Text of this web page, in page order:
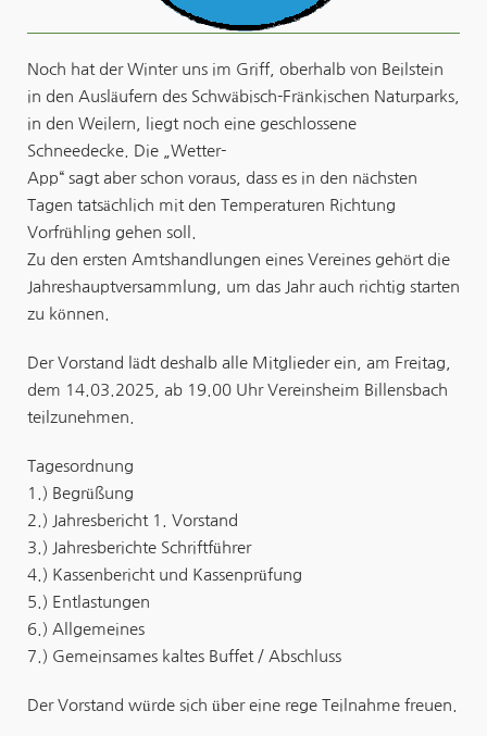
Noch hat der Winter uns im Griff, oberhalb von Beilstein
in den Ausläufern des Schwäbisch-Fränkischen Naturparks,
in den Weilern, liegt noch eine geschlossene
Schneedecke. Die „Wetter-
App“ sagt aber schon voraus, dass es in den nächsten
Tagen tatsächlich mit den Temperaturen Richtung
Vorfrühling gehen soll.
Zu den ersten Amtshandlungen eines Vereines gehört die
Jahreshauptversammlung, um das Jahr auch richtig starten
zu können.
Der Vorstand lädt deshalb alle Mitglieder ein, am Freitag,
dem 14.03.2025, ab 19.00 Uhr Vereinsheim Billensbach
teilzunehmen.
Tagesordnung
1.) Begrüßung
2.) Jahresbericht 1. Vorstand
3.) Jahresberichte Schriftführer
4.) Kassenbericht und Kassenprüfung
5.) Entlastungen
6.) Allgemeines
7.) Gemeinsames kaltes Buffet / Abschluss
Der Vorstand würde sich über eine rege Teilnahme freuen.